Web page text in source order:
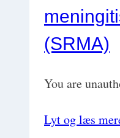
(SRMA)
You are
Lyt og læs